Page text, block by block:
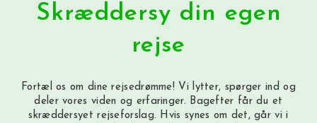
Skræddersy din egen
rejse
Fortæl os om dine rejsedrømme! Vi lytter, spørger ind og
deler vores viden og erfaringer. Bagefter får du et
skræddersyet rejseforslag. Hvis synes om det, går vi i